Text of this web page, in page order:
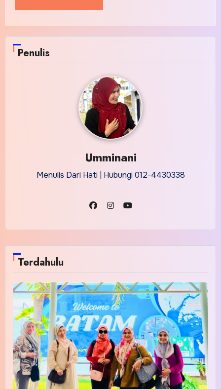
Penulis
Umminani
Menulis Dari Hati | Hubungi 012-4430338
Terdahulu